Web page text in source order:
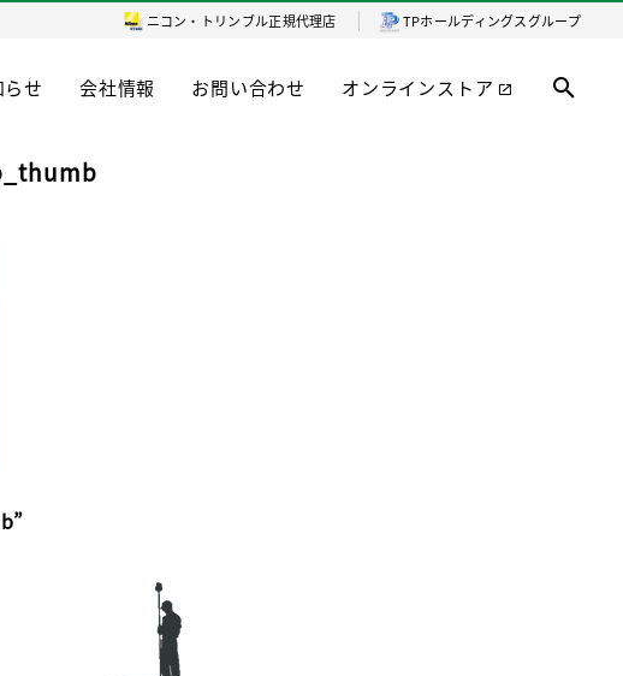
ニコン・トリンブル正規代理店 TPホールディングスグループ
らせ 会社情報 お問い合わせ オンラインストア